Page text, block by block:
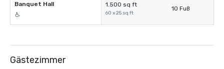
Banquet Hall 1.500 sq ft
60 x 25 sq ft
10 Fuß
Gästezimmer